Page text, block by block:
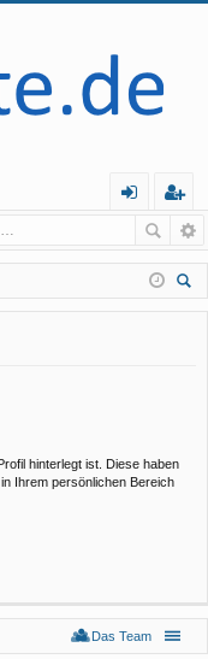
m
el
eg
ist
rie
hinterlegt ist. Diese haben
Ihrem persönlichen Bereich
Das Team